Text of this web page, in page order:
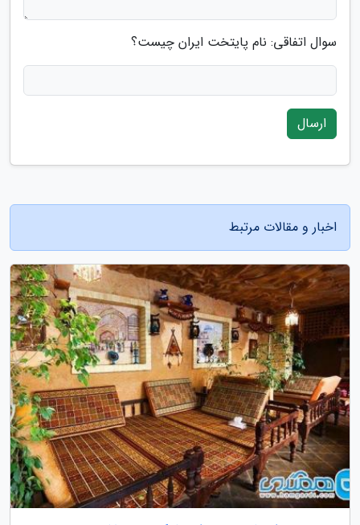
سوال اتفاقی: نام پایتخت ایران چیست؟
ارسال
اخبار و مقالات مرتبط